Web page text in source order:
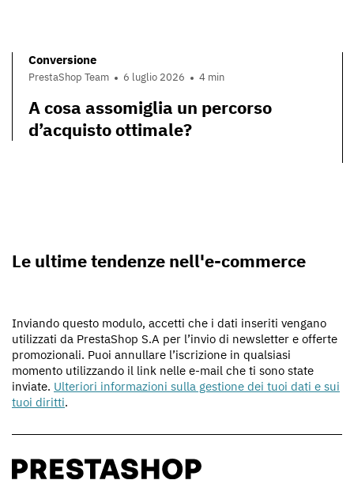
Conversione
PrestaShop Team 6 luglio 2026 4 min
A cosa assomiglia un percorso
d’acquisto ottimale?
Le ultime tendenze nell'e-commerce
Inviando questo modulo, accetti che i dati inseriti vengano
utilizzati da PrestaShop S.A per l’invio di newsletter e offerte
promozionali. Puoi annullare l’iscrizione in qualsiasi
momento utilizzando il link nelle e-mail che ti sono state
inviate. Ulteriori informazioni sulla gestione dei tuoi dati e sui
tuoi diritti.